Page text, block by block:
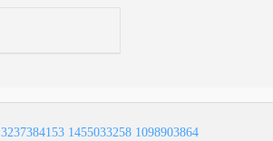
3237384153 1455033258 1098903864